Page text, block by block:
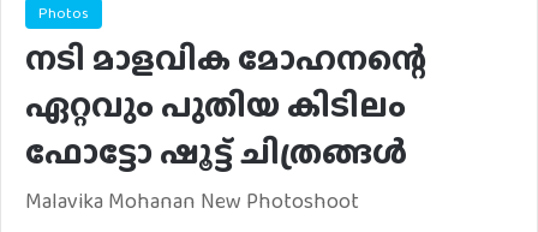
Photos
നടി മാളവിക മോഹനന്റെ
ഏറ്റവും പുതിയ കിടിലം
ഫോട്ടോ ഷൂട്ട് ചിത്രങ്ങൾ
Malavika Mohanan New Photoshoot